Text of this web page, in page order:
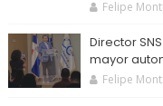
Felipe
Director
mayor
Felipe